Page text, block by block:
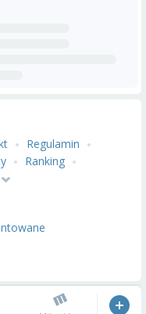
Regulamin
Ranking